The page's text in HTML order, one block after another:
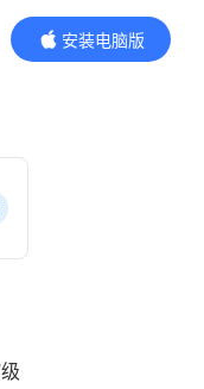
安装电脑版
内容更精彩